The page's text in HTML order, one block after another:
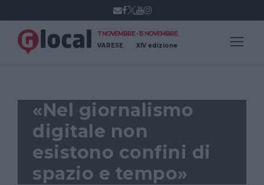
7 NOVEMBRE - 15 NOVEMBRE
VARESE
XIV edizione
«Nel giornalismo
digitale non
esistono confini di
spazio e tempo»